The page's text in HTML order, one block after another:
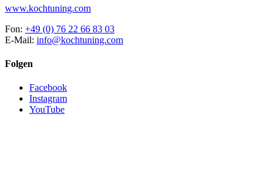
www.kochtuning.com
Fon: +49 (0) 76 22 66 83 03
E-Mail: info@kochtuning.com
Folgen
Facebook
Instagram
YouTube